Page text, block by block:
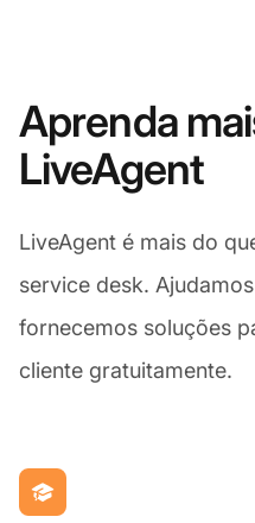
Aprenda
LiveAgent
LiveAgent é mais do
service desk.
fornecemos soluções
cliente gratuitamente.